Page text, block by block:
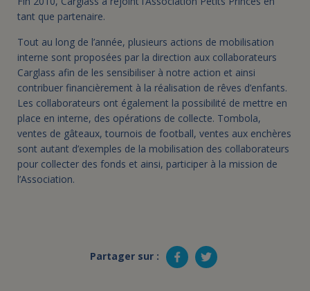
tant que partenaire.
Tout au long de l’année, plusieurs actions de mobilisation
interne sont proposées par la direction aux collaborateurs
Carglass afin de les sensibiliser à notre action et ainsi
contribuer financièrement à la réalisation de rêves d’enfants.
Les collaborateurs ont également la possibilité de mettre en
place en interne, des opérations de collecte. Tombola,
ventes de gâteaux, tournois de football, ventes aux enchères
sont autant d’exemples de la mobilisation des collaborateurs
pour collecter des fonds et ainsi, participer à la mission de
l’Association.
Partager sur :